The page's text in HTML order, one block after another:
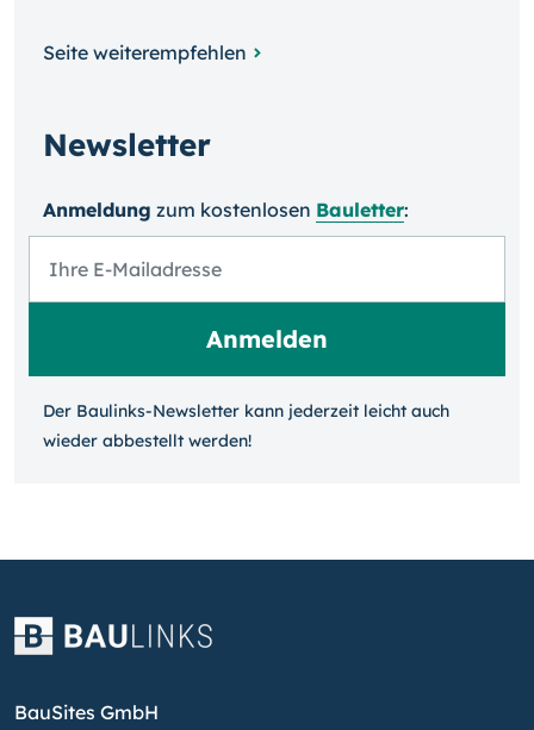
Seite weiterempfehlen
Newsletter
Anmeldung zum kosten­losen Bauletter:
Der Baulinks-Newsletter kann jeder­zeit leicht auch
wieder ab­bestellt werden!
BauSites GmbH